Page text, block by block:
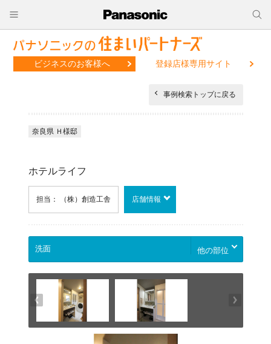
ビジネスのお客様へ 登録店様専用サイト
事例検索トップに戻る
奈良県 Ｈ様邸
ホテルライフ
担当： （株）創造工舎 店舗情報
他の部位